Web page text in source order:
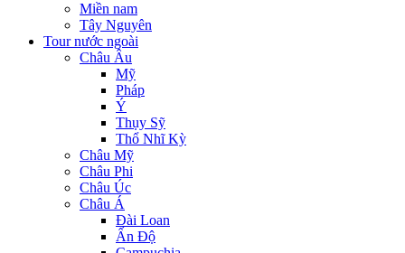
Miền nam
Tây Nguyên
Tour nước ngoài
Châu Âu
Mỹ
Pháp
Ý
Thụy Sỹ
Thổ Nhĩ Kỳ
Châu Mỹ
Châu Phi
Châu Úc
Châu Á
Đài Loan
Ấn Độ